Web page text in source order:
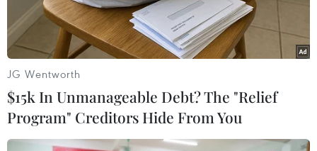
Thìn 2024.
JG Wentworth
$15k In Unmanageable Debt? The "Relief
Program" Creditors Hide From You